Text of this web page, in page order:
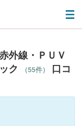
外線・ＰＵＶ
ク
（55件）
口コ